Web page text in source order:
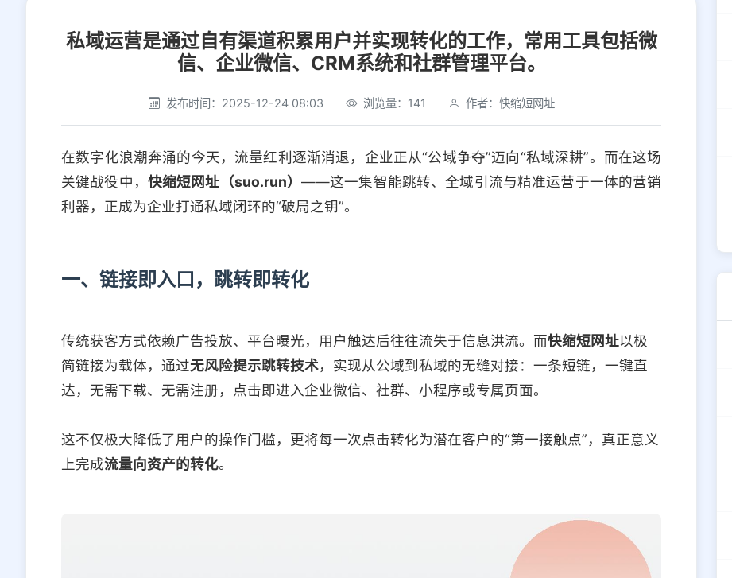
私域运营是通过自有渠道积累用户并实现转化的工作，常用工具包括微
信、企业微信、CRM系统和社群管理平台。
发布时间：2025-12-24 08:03 浏览量：141 作者：快缩短网址
在数字化浪潮奔涌的今天，流量红利逐渐消退，企业正从“公域争夺”迈向“私域深耕”。而在这场
关键战役中， 快缩短网址（suo.run）——这一集智能跳转、全域引流与精准运营于一体的营销
利器，正成为企业打通私域闭环的“破局之钥”。
一、链接即入口，跳转即转化
传统获客方式依赖广告投放、平台曝光，用户触达后往往流失于信息洪流。而快缩短网址以极
简链接为载体，通过无风险提示跳转技术，实现从公域到私域的无缝对接：一条短链，一键直
达，无需下载、无需注册，点击即进入企业微信、社群、小程序或专属页面。
这不仅极大降低了用户的操作门槛，更将每一次点击转化为潜在客户的“第一接触点”，真正意义
上完成流量向资产的转化。